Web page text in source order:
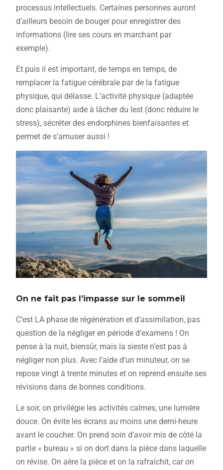
processus intellectuels. Certaines personnes auront
d’ailleurs besoin de bouger pour enregistrer des
informations (lire ses cours en marchant par
exemple).
Et puis il est important, de temps en temps, de
remplacer la fatigue cérébrale par de la fatigue
physique, qui délasse. L’activité physique (adaptée
donc plaisante) aide à lâcher du lest (donc réduire le
stress), sécréter des endorphines bienfaisantes et
permet de s’amuser aussi !
On ne fait pas l’impasse sur le sommeil
C’est LA phase de régénération et d’assimilation, pas
question de la négliger en période d’examens ! On
pense à la nuit, biensûr, mais la sieste n’est pas à
négliger non plus. Avec l’aide d’un minuteur, on se
repose vingt à trente minutes et on reprend ensuite ses
révisions dans de bonnes conditions.
Le soir, on privilégie les activités calmes, une lumière
douce. On évite les écrans au moins une demi-heure
avant le coucher. On prend soin d’avoir mis de côté la
partie « bureau » si on dort dans la pièce dans laquelle
on révise. On aère la pièce et on la rafraîchit, car on